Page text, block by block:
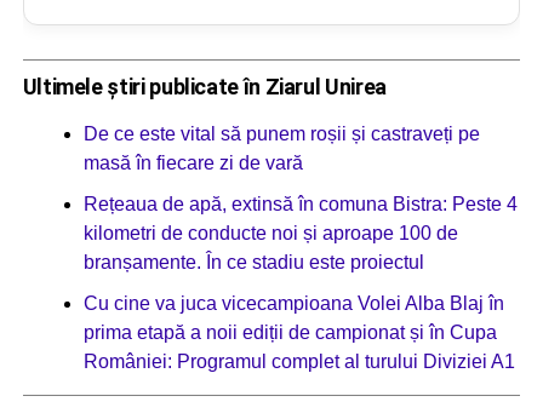
Ultimele știri publicate în Ziarul Unirea
De ce este vital să punem roșii și castraveți pe
masă în fiecare zi de vară
Rețeaua de apă, extinsă în comuna Bistra: Peste 4
kilometri de conducte noi și aproape 100 de
branșamente. În ce stadiu este proiectul
Cu cine va juca vicecampioana Volei Alba Blaj în
prima etapă a noii ediții de campionat și în Cupa
României: Programul complet al turului Diviziei A1